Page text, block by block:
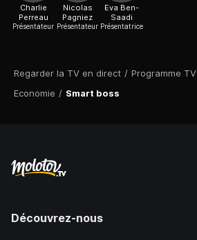
Regarder la TV en direct / Programme TV
Economie / Smart boss
Charlie
Perreau
Présentateur
Nicolas
Pagniez
Présentateur
Eva Ben-
Saadi
Présentatrice
Découvrez-nous